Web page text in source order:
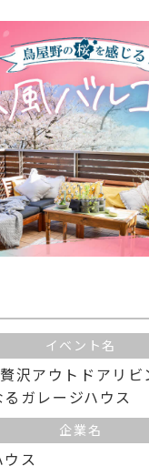
イベント名
沢アウトドアリビ
ガレージハウス
企業名
ス